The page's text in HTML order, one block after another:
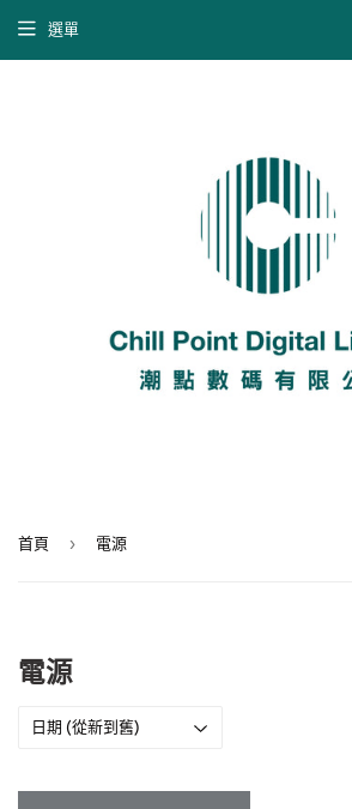
選單
首頁 › 電源
電源